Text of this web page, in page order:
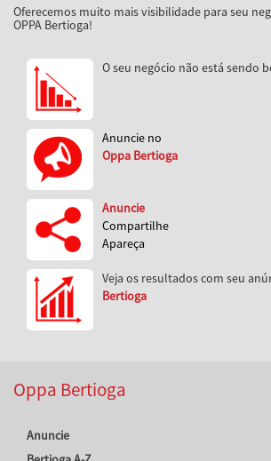
Oferecemos muito mais visibilidade para seu
OPPA Bertioga!
O seu negócio não está sendo
Anuncie no
Oppa Bertioga
Anuncie
Compartilhe
Apareça
Veja os resultados com seu
Bertioga
Oppa Bertioga
Anuncie